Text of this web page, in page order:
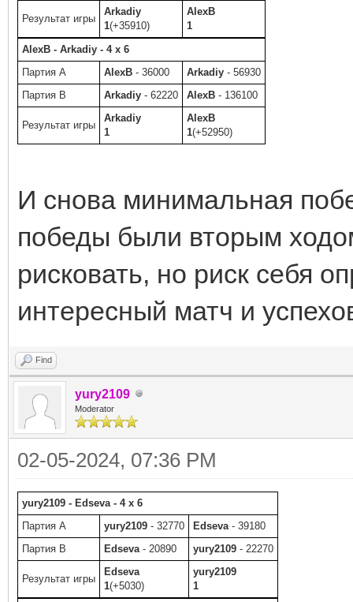
Результат игры
Arkadiy
1(+35910)
AlexB
1
AlexB - Arkadiy - 4 x 6
Партия A
AlexB - 36000 Arkadiy - 56930
Партия B
Arkadiy - 62220 AlexB - 136100
Результат игры
Arkadiy
1
AlexB
1(+52950)
И снова минимальная
победы были вторым
рисковать, но риск себя
интересный матч и
Find
yury2109
Moderator
02-05-2024, 07:36 PM
yury2109 - Edseva - 4 x 6
Партия A
yury2109 - 32770 Edseva - 39180
Партия B
Edseva - 20890 yury2109 - 22270
Результат игры
Edseva
1(+5030)
yury2109
1